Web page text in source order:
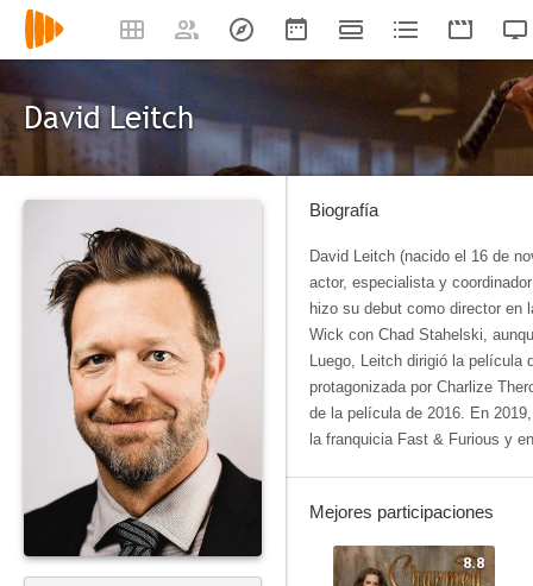
David Leitch
Biografía
David Leitch (nacido el 16 de
actor, especialista y
hizo su debut como director en
Wick con Chad Stahelski,
Luego, Leitch dirigió la película
protagonizada por Charlize
de la película de 2016. En
la franquicia Fast & Furious y
Mejores participaciones
8.8